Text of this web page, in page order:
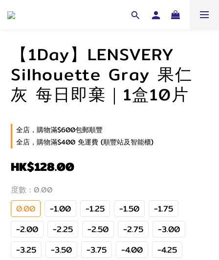
【1Day】LENSVERY
Silhouette Gray 果仁
灰 每日即棄｜1盒10片
全店，購物滿$600包郵順豐
全店，購物滿$400 免運費 (順豐站及智能櫃)
HK$128.00
度數 : 0.00
0.00 -1.00 -1.25 -1.50
-1.75
-2.00
-2.25 -2.50 -2.75
-3.00
-3.25
-3.50 -3.75 -4.00
-4.25